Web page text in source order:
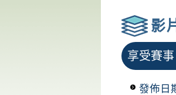
影
享受賽
發佈日